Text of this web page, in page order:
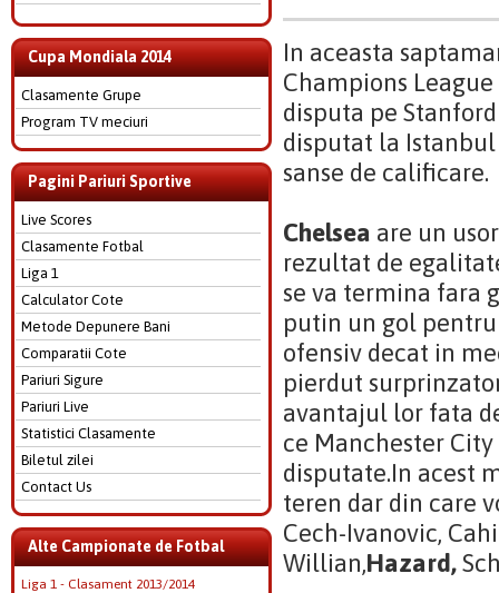
Cupa Mondiala 2014
Clasamente Grupe
Program TV meciuri
Pagini Pariuri Sportive
Live Scores
Clasamente Fotbal
Liga 1
Calculator Cote
Metode Depunere Bani
Comparatii Cote
Pariuri Sigure
Pariuri Live
Statistici Clasamente
Biletul zilei
Contact Us
Alte Campionate de Fotbal
Liga 1 - Clasament 2013/2014
In aceasta
Champions
disputa pe
disputat la
sanse de calificare.
Chelsea are un
rezultat de
se va termina fara
putin un gol
ofensiv decat in
pierdut
avantajul lor fata
ce Manchester
disputate.In acest
teren dar din care
Cech-Ivanovic,
Willian,Hazard,